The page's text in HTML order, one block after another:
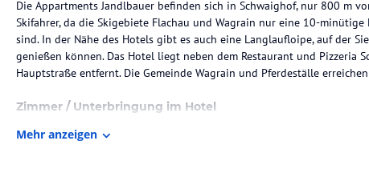
Die Appartments Jandlbauer befinden sich in Schwaighof, nur 800 m
Skifahrer, da die Skigebiete Flachau und Wagrain nur eine 10-
sind. In der Nähe des Hotels gibt es auch eine Langlaufloipe, auf der
genießen können. Das Hotel liegt neben dem Restaurant und Pizzeria
Hauptstraße entfernt. Die Gemeinde Wagrain und Pferdeställe
Zimmer / Unterbringung im Hotel
Die im Landhausstil eingerichteten Apartments im Jandlbauer bieten
Mehr anzeigen